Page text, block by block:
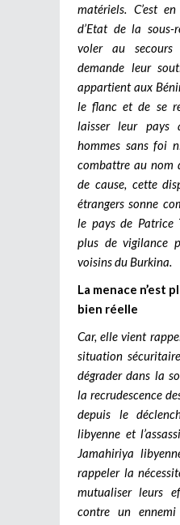
matériels. C’est
d’Etat de la sous-
voler au
demande leur
appartient aux
le flanc et de se
laisser leur
hommes sans foi
combattre au nom
de cause, cette
étrangers sonne
le pays de Patrice
plus de vigilance
voisins du Burkina.
La menace n’est
bien réelle
Car, elle vient
situation
dégrader dans la
la recrudescence
depuis le
libyenne et
Jamahiriya
rappeler la
mutualiser leurs
contre un